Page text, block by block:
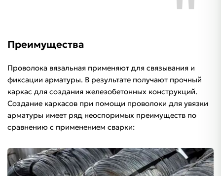
Преимущества
Проволока вязальная применяют для связывания и
фиксации арматуры. В результате получают прочный
каркас для создания железобетонных конструкций.
Создание каркасов при помощи проволоки для увязки
арматуры имеет ряд неоспоримых преимуществ по
сравнению с применением сварки: